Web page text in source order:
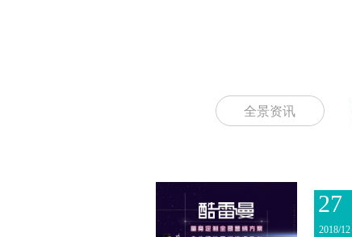
全景资讯
27
2018/12